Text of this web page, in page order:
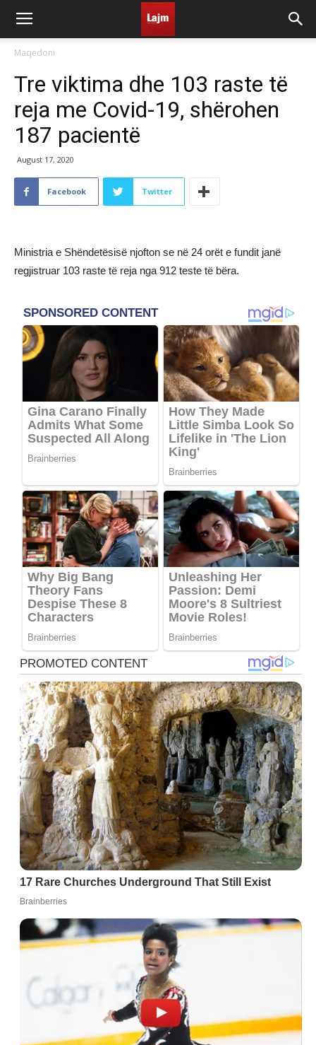
Maqedoni
Tre viktima dhe 103 raste të
reja me Covid-19, shërohen
187 pacientë
August 17, 2020
Facebook Twitter
Ministria e Shëndetësisë njofton se në 24 orët e fundit janë
regjistruar 103 raste të reja nga 912 teste të bëra.